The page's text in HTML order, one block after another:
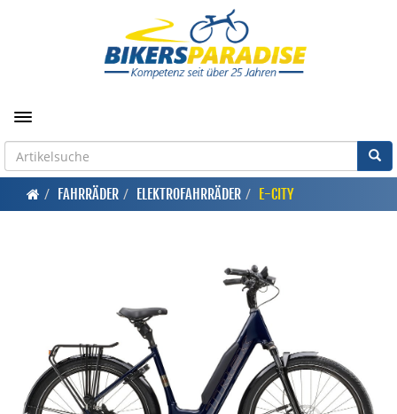
Toggle navigation
FAHRRÄDER ELEKTROFAHRRÄDER E-CITY